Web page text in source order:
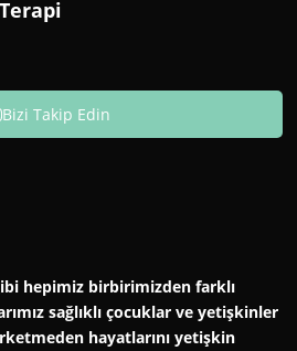
Bizi Takip Edin
hepimiz birbirimizden farklı
sağlıklı çocuklar ve yetişkinler
hayatlarını yetişkin